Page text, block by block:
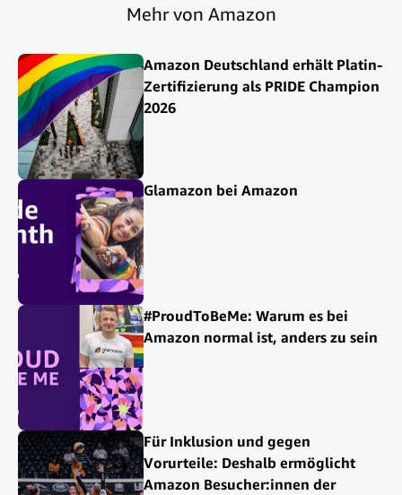
Mehr von Amazon
Amazon Deutschland erhält Platin-
Zertifizierung als PRIDE Champion
2026
Glamazon bei Amazon
#ProudToBeMe: Warum es bei
Amazon normal ist, anders zu sein
Für Inklusion und gegen
Vorurteile: Deshalb ermöglicht
Amazon Besucher:innen der